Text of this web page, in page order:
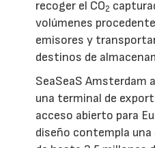
recoger el CO2
volúmenes
emisores y
destinos de
SeaSeaS Amsterdam
una terminal de
acceso abierto para
diseño contempla